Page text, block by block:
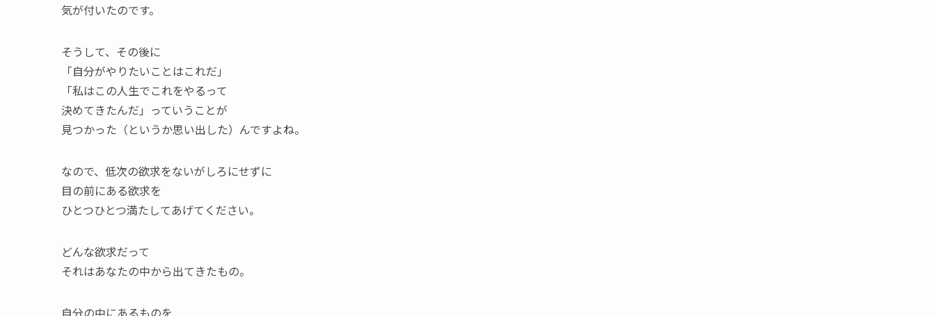
気が付いたのです。
そうして、その後に
「自分がやりたいことはこれだ」
「私はこの人生でこれをやるって
決めてきたんだ」っていうことが
見つかった（というか思い出した）んですよね。
なので、低次の欲求をないがしろにせずに
目の前にある欲求を
ひとつひとつ満たしてあげてください。
どんな欲求だって
それはあなたの中から出てきたもの。
自分の中にあるものを